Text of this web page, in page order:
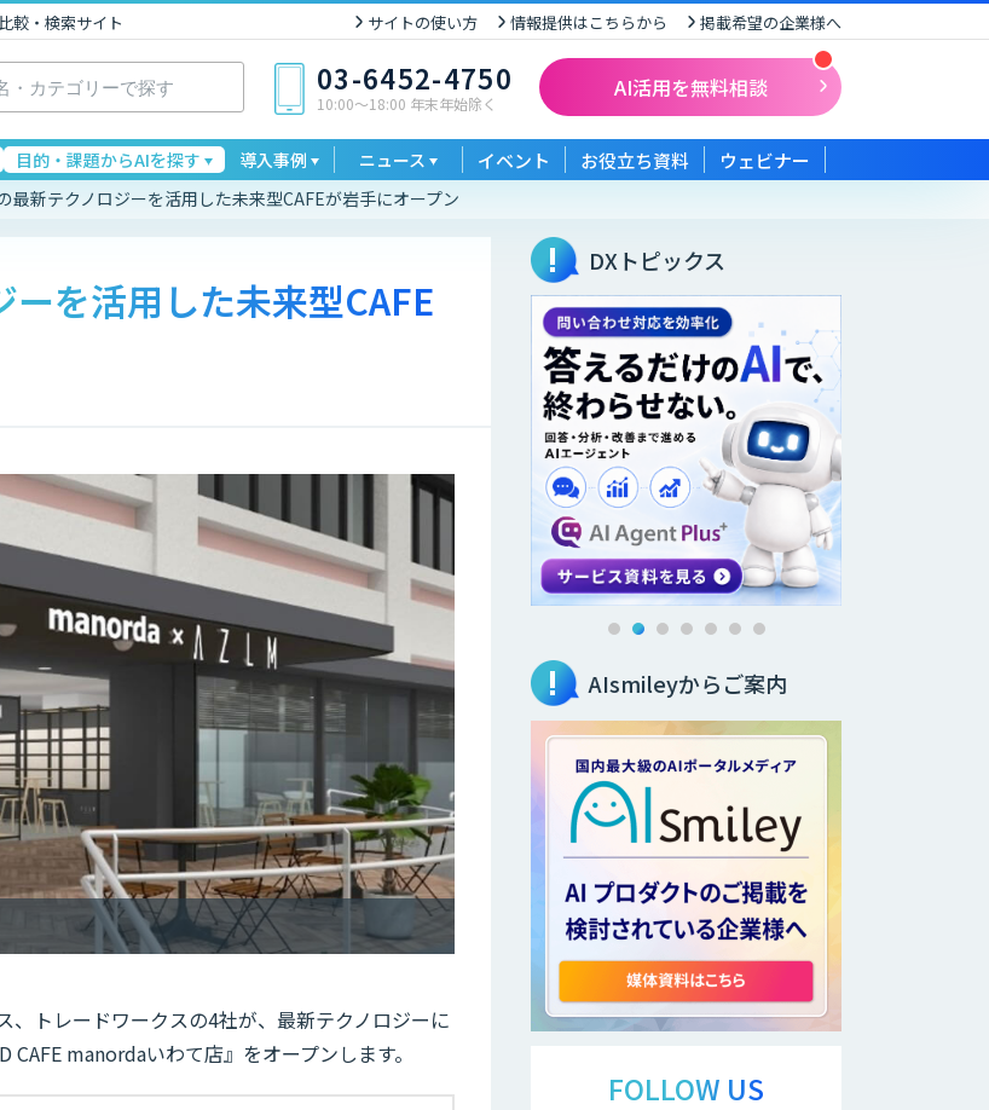
較・検索サイト サイトの使い方 情報提供はこちらから 掲載希望の企業様へ
03-6452-4750
10:00〜18:00 年末年始除く
AI活用を無料相談
目的・課題からAIを探す 導入事例 ニュース イベント お役立ち資料 ウェビナー
最新テクノロジーを活用した未来型CAFEが岩手にオープン
を活用した未来型CAFE
トレードワークスの4社が、最新テクノロジーに
CAFE manordaいわて店』をオープンします。
DXトピックス
AIsmileyからご案内
FOLLOW US